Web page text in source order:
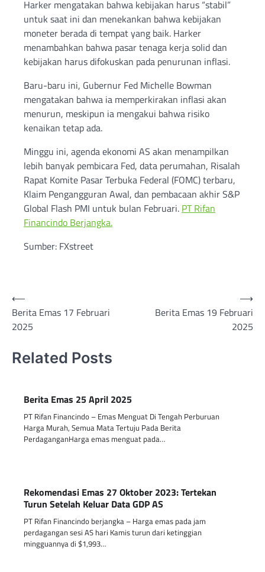
Harker mengatakan bahwa kebijakan harus “stabil”
untuk saat ini dan menekankan bahwa kebijakan
moneter berada di tempat yang baik. Harker
menambahkan bahwa pasar tenaga kerja solid dan
kebijakan harus difokuskan pada penurunan inflasi.
Baru-baru ini, Gubernur Fed Michelle Bowman
mengatakan bahwa ia memperkirakan inflasi akan
menurun, meskipun ia mengakui bahwa risiko
kenaikan tetap ada.
Minggu ini, agenda ekonomi AS akan menampilkan
lebih banyak pembicara Fed, data perumahan, Risalah
Rapat Komite Pasar Terbuka Federal (FOMC) terbaru,
Klaim Pengangguran Awal, dan pembacaan akhir S&P
Global Flash PMI untuk bulan Februari. PT Rifan
Financindo Berjangka.
Sumber: FXstreet
Post
navigation
⟵
Berita Emas 17 Februari
2025
Berita Emas 19 Februari
2025
⟶
Related Posts
Berita Emas 25 April 2025
PT Rifan Financindo – Emas Menguat Di Tengah Perburuan
Harga Murah, Semua Mata Tertuju Pada Berita
PerdaganganHarga emas menguat pada…
Rekomendasi Emas 27 Oktober 2023: Tertekan
Turun Setelah Keluar Data GDP AS
PT Rifan Financindo berjangka – Harga emas pada jam
perdagangan sesi AS hari Kamis turun dari ketinggian
mingguannya di $1,993…